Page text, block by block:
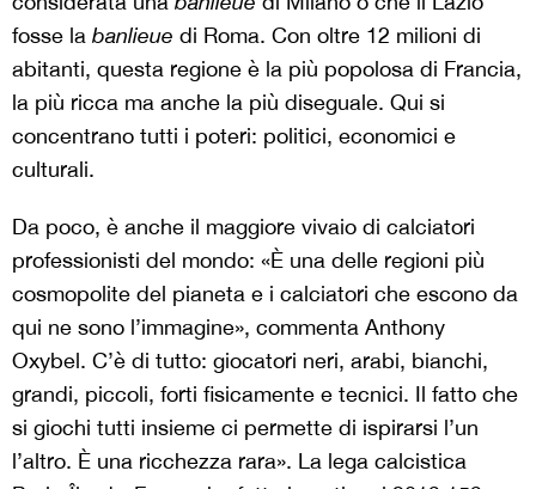
fosse la banlieue di Roma. Con oltre 12 milioni di
abitanti, questa regione è la più popolosa di Francia,
la più ricca ma anche la più diseguale. Qui si
concentrano tutti i poteri: politici, economici e
culturali.
Da poco, è anche il maggiore vivaio di calciatori
professionisti del mondo: «È una delle regioni più
cosmopolite del pianeta e i calciatori che escono da
qui ne sono l’immagine», commenta Anthony
Oxybel. C’è di tutto: giocatori neri, arabi, bianchi,
grandi, piccoli, forti fisicamente e tecnici. Il fatto che
si giochi tutti insieme ci permette di ispirarsi l’un
l’altro. È una ricchezza rara». La lega calcistica